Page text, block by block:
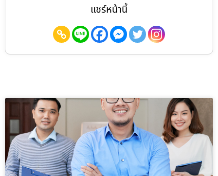
แชร์หน้านี้